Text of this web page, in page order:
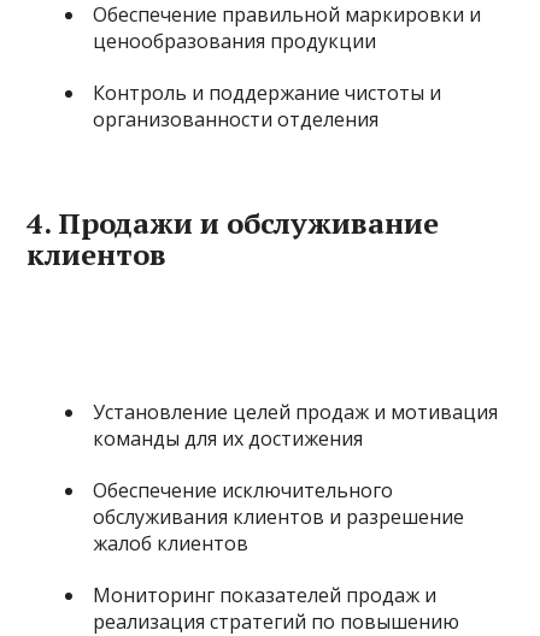
Обеспечение правильной маркировки и
ценообразования продукции
Контроль и поддержание чистоты и
организованности отделения
4. Продажи и обслуживание
клиентов
Установление целей продаж и мотивация
команды для их достижения
Обеспечение исключительного
обслуживания клиентов и разрешение
жалоб клиентов
Мониторинг показателей продаж и
реализация стратегий по повышению